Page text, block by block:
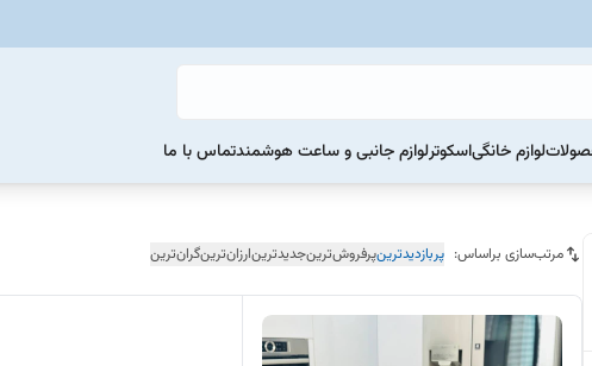
لوازم خانگیاسکوترلوازم جانبی و ساعت هوشمندتماس با ما
مرتب‌سازی براساس: پربازدیدترینپرفروش‌ترینجدیدترینارزان‌ترینگران‌ترین